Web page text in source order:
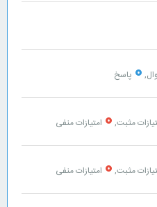
0 پاسخ
مثبت, 0 امتیازات منفی
مثبت, 0 امتیازات منفی